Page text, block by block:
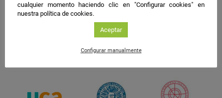
cualquier momento haciendo clic en "Configurar cookies" en
nuestra política de cookies.
Aceptar
Configurar manualmente